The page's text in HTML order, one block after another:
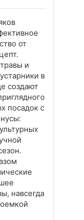
от
и
в
создают
посадок с
навсегда